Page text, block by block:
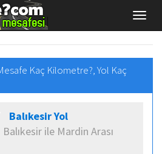
Kaç Kilometre?, Yol Kaç
Balıkesir Yol
Balıkesir ile Mardin Arası